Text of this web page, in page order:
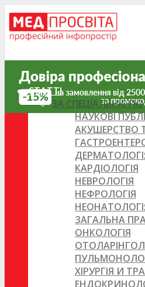
СТАТТІ
ЗА СПЕЦІАЛЬНІСТЮ
НАУКОВІ
АКУШЕРСТВО
КАРДІОЛОГІЯ
НЕВРОЛОГІЯ
НЕФРОЛОГІЯ
ЗАГАЛЬНА
ОНКОЛОГІЯ
ХІРУРГІЯ И